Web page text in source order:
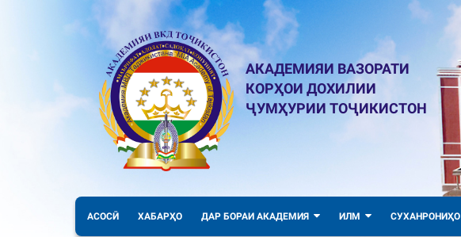
АКАДЕМИЯИ ВАЗОРАТИ
КОРҲОИ ДОХИЛИИ
ҶУМҲУРИИ ТОҶИКИСТОН
АСОСӢ ХАБАРҲО ДАР БОРАИ АКАДЕМИЯ ИЛМ СУХАНРОНИҲО